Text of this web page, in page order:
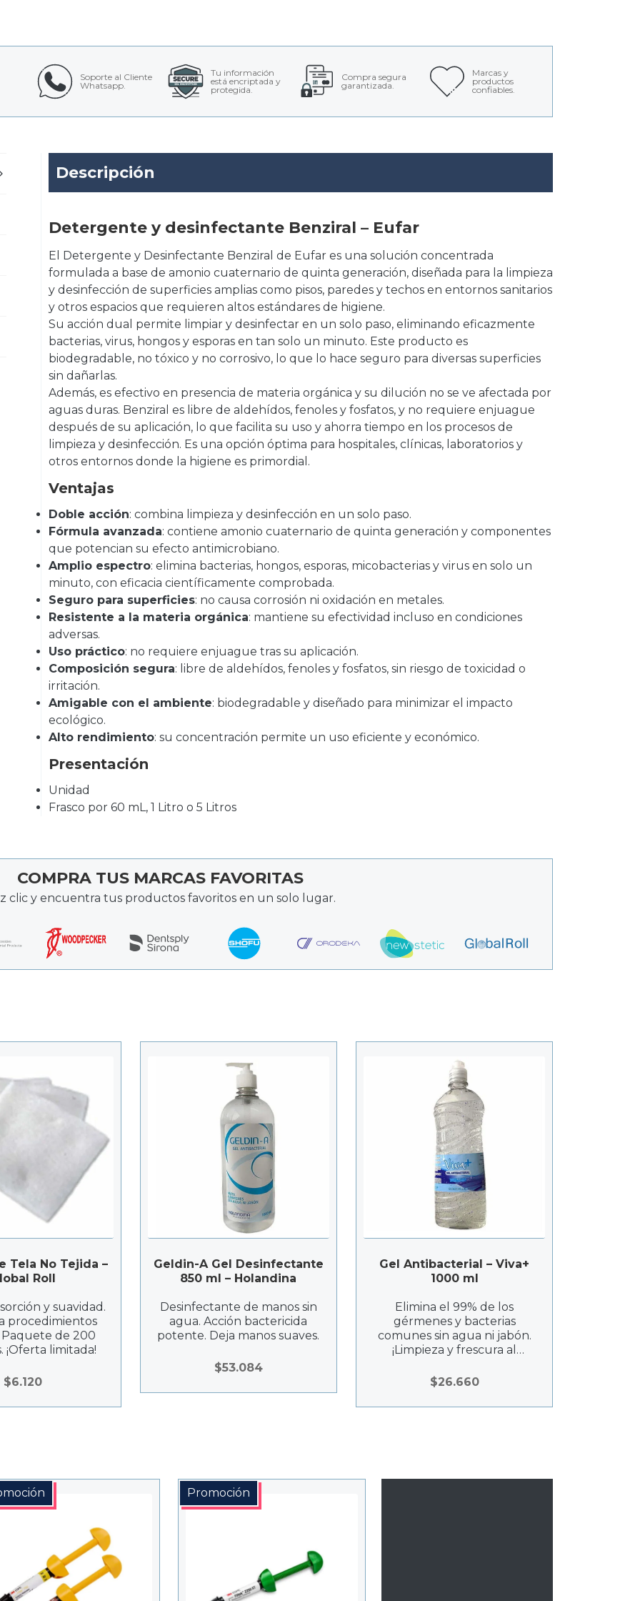
Soporte al Cliente
Whatsapp.
Tu información
está encriptada y
protegida.
Compra segura
garantizada.
Marcas y
productos
confiables.
Descripción
Detergente y desinfectante Benziral – Eufar
El Detergente y Desinfectante Benziral de Eufar es una solución concentrada
formulada a base de amonio cuaternario de quinta generación, diseñada para la limpieza
y desinfección de superficies amplias como pisos, paredes y techos en entornos sanitarios
y otros espacios que requieren altos estándares de higiene.
Su acción dual permite limpiar y desinfectar en un solo paso, eliminando eficazmente
bacterias, virus, hongos y esporas en tan solo un minuto. Este producto es
biodegradable, no tóxico y no corrosivo, lo que lo hace seguro para diversas superficies
sin dañarlas.
Además, es efectivo en presencia de materia orgánica y su dilución no se ve afectada por
aguas duras. Benziral es libre de aldehídos, fenoles y fosfatos, y no requiere enjuague
después de su aplicación, lo que facilita su uso y ahorra tiempo en los procesos de
limpieza y desinfección. Es una opción óptima para hospitales, clínicas, laboratorios y
otros entornos donde la higiene es primordial.
Ventajas
Doble acción: combina limpieza y desinfección en un solo paso.
Fórmula avanzada: contiene amonio cuaternario de quinta generación y componentes
que potencian su efecto antimicrobiano.
Amplio espectro: elimina bacterias, hongos, esporas, micobacterias y virus en solo un
minuto, con eficacia científicamente comprobada.
Seguro para superficies: no causa corrosión ni oxidación en metales.
Resistente a la materia orgánica: mantiene su efectividad incluso en condiciones
adversas.
Uso práctico: no requiere enjuague tras su aplicación.
Composición segura: libre de aldehídos, fenoles y fosfatos, sin riesgo de toxicidad o
irritación.
Amigable con el ambiente: biodegradable y diseñado para minimizar el impacto
ecológico.
Alto rendimiento: su concentración permite un uso eficiente y económico.
Presentación
Unidad
Frasco por 60 mL, 1 Litro o 5 Litros
COMPRA TUS MARCAS FAVORITAS
clic y encuentra tus productos favoritos en un solo lugar.
Tela No Tejida –
Roll
y suavidad.
procedimientos
Paquete de 200
¡Oferta limitada!
$6.120
Geldin-A Gel Desinfectante
850 ml – Holandina
Desinfectante de manos sin
agua. Acción bactericida
potente. Deja manos suaves.
$53.084
Gel Antibacterial – Viva+
1000 ml
Elimina el 99% de los
gérmenes y bacterias
comunes sin agua ni jabón.
¡Limpieza y frescura al
$26.660
Promoción